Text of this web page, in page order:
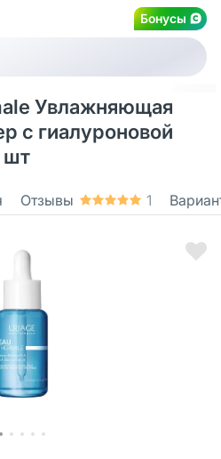
Бонусы
Увлажняющая
с гиалуроновой
шт
Отзывы 1